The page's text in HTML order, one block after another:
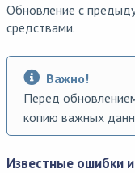
Обновление с
средствами.
Важно!
Перед
копию важных
Известные ошибки